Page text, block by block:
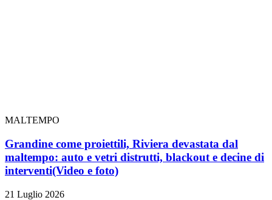
MALTEMPO
Grandine come proiettili, Riviera devastata dal
maltempo: auto e vetri distrutti, blackout e decine di
interventi(Video e foto)
21 Luglio 2026